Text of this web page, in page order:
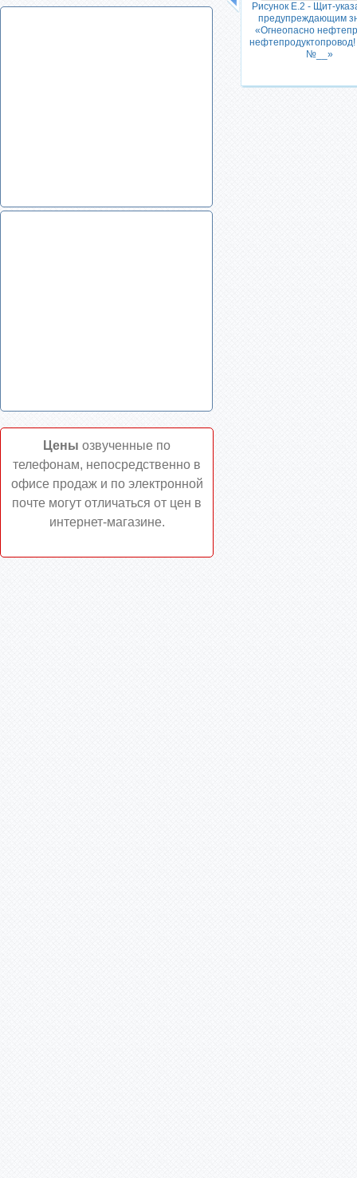
Рисунок Е.2 - Щит-
предупреждающим
«Огнеопасно
нефтепродуктопровод!
№__»
Цены озвученные по
телефонам, непосредственно в
офисе продаж и по электронной
почте могут отличаться от цен в
интернет-магазине.